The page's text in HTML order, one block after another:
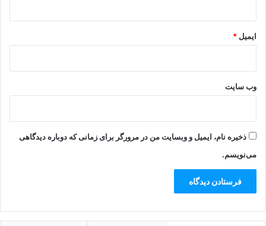
ایمیل *
وب‌ سایت
ذخیره نام، ایمیل و وبسایت من در مرورگر برای زمانی که دوباره دیدگاهی
می‌نویسم.